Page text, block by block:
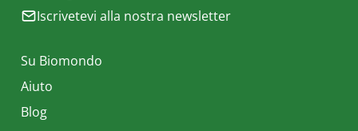
Iscrivetevi alla nostra newsletter
Su Biomondo
Aiuto
Blog